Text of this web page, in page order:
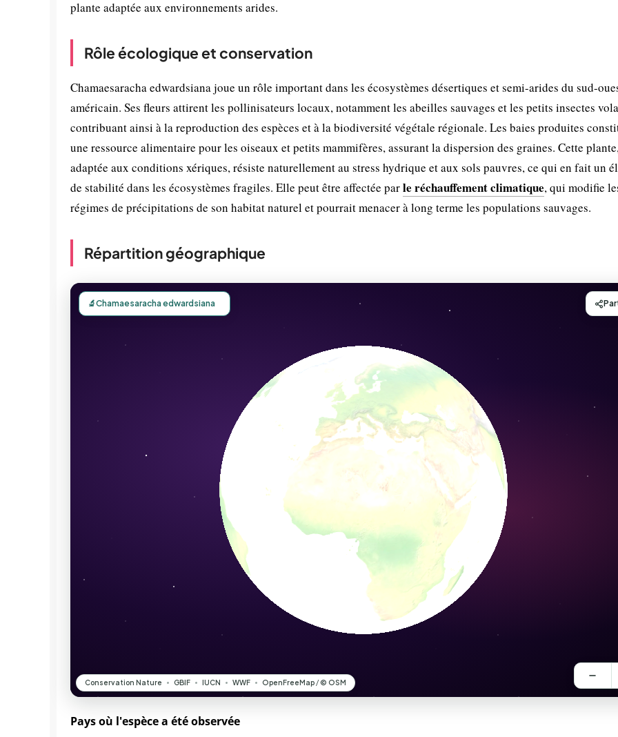
plante adaptée aux environnements arides.
Rôle écologique et conservation
Chamaesaracha edwardsiana joue un rôle important dans les écosystèmes désertiques et semi-arides du sud-
américain. Ses fleurs attirent les pollinisateurs locaux, notamment les abeilles sauvages et les petits insectes
contribuant ainsi à la reproduction des espèces et à la biodiversité végétale régionale. Les baies produites
une ressource alimentaire pour les oiseaux et petits mammifères, assurant la dispersion des graines. Cette
adaptée aux conditions xériques, résiste naturellement au stress hydrique et aux sols pauvres, ce qui en fait un
de stabilité dans les écosystèmes fragiles. Elle peut être affectée parle réchauffement climatique, qui modifie
régimes de précipitations de son habitat naturel et pourrait menacer à long terme les populations sauvages.
Répartition géographique
Pays où l'espèce a été observée